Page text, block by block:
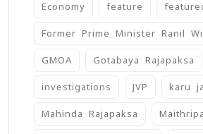
Economy feature
Former Prime Minister Ranil
GMOA Gotabaya Rajapaksa
investigations JVP karu
Mahinda Rajapaksa